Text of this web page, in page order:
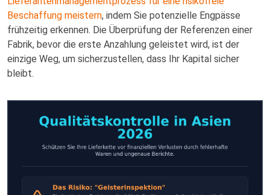
Beschaffung meistern, indem Sie potenzielle Engpässe
frühzeitig erkennen. Die Überprüfung der Referenzen einer
Fabrik, bevor die erste Anzahlung geleistet wird, ist der
einzige Weg, um sicherzustellen, dass Ihr Kapital sicher
bleibt.